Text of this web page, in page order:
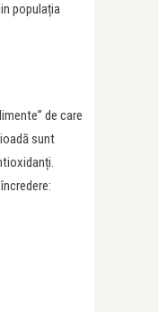
populația
de care
sunt